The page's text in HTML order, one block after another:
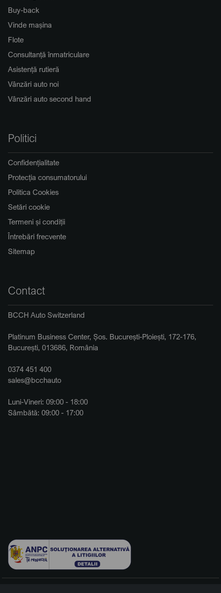
Buy-back
Vinde mașina
Flote
Consultanță înmatriculare
Asistență rutieră
Vânzări auto noi
Vânzări auto second hand
Politici
Confidențialitate
Protecția consumatorului
Politica Cookies
Setări cookie
Termeni și condiții
Întrebări frecvente
Sitemap
Contact
BCCH Auto Switzerland
Platinum Business Center, Șos. București-Ploiești, 172-176,
București, 013686, România
0374 451 400
sales@bcchauto
Luni-Vineri: 09:00 - 18:00
Sâmbătă: 09:00 - 17:00